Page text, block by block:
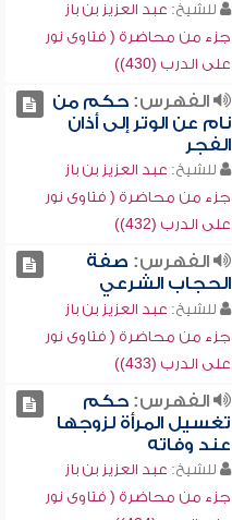
للشيخ: عبد العزيز بن باز
جزء من محاضرة ( فتاوى نور
على الدرب (430))
الفهرس:حكم من
نام عن الوتر إلى أذان
الفجر
للشيخ: عبد العزيز بن باز
جزء من محاضرة ( فتاوى نور
على الدرب (432))
الفهرس: صفة
الحجاب الشرعي
للشيخ: عبد العزيز بن باز
جزء من محاضرة ( فتاوى نور
على الدرب (433))
الفهرس:حكم
تغسيل المرأة لزوجها
عند وفاته
للشيخ: عبد العزيز بن باز
جزء من محاضرة ( فتاوى نور